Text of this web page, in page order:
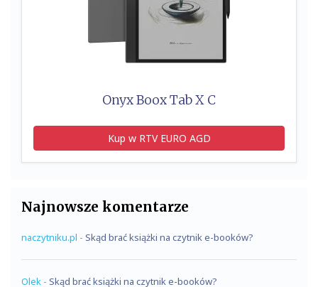
Onyx Boox Tab X C
Kup w RTV EURO AGD
Najnowsze komentarze
naczytniku.pl - Skąd brać książki na czytnik e-booków?
Olek - Skąd brać książki na czytnik e-booków?